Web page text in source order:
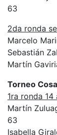
63
2da ronda
Marcelo
Sebastián
Martín
Torneo
1ra ronda 14
Martín
63
Isabella